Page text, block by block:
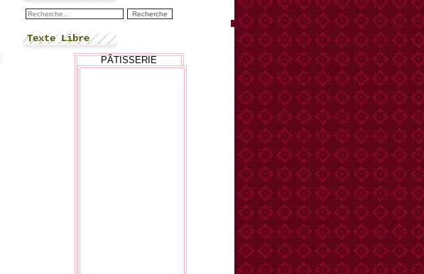
Texte Libre
PÂTISSERIE